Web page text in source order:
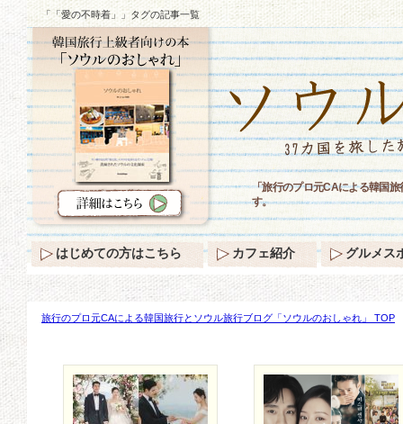
「「愛の不時着」」タグの記事一覧
旅行のプロ元CAによる韓国旅行とソウル旅行ブログ「ソウルのおしゃれ」 TOP
「旅行のプロ元CAによる韓国
す。
はじめての方はこちら カフェ紹介 グルメス